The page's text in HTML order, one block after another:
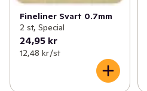
Fineliner Svart 0.7mm
2 st, Special
24,95 kr
12,48 kr /st